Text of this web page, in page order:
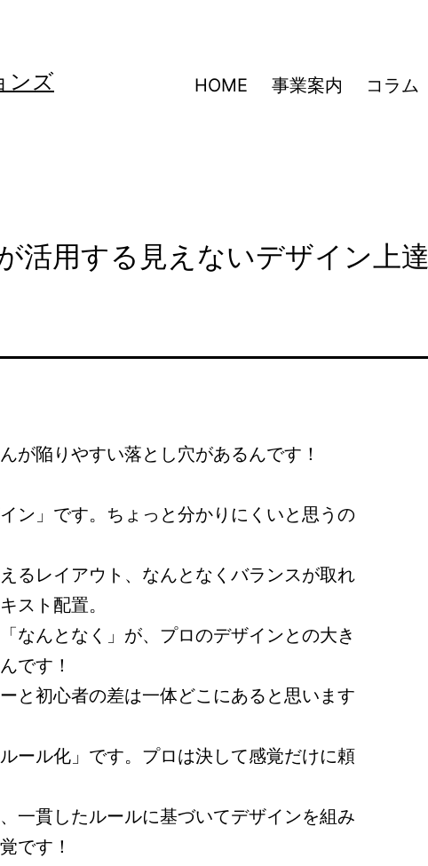
ンズ HOME 事業案内 コラム
活用する見えないデザイン上達
が陥りやすい落とし穴があるんです！
ン」です。ちょっと分かりにくいと思うの
るレイアウト、なんとなくバランスが取れ
スト配置。
なんとなく」が、プロのデザインとの大き
です！
と初心者の差は一体どこにあると思います
ール化」です。プロは決して感覚だけに頼
一貫したルールに基づいてデザインを組み
です！